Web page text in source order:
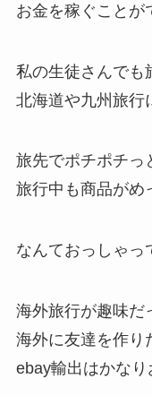
お金を稼ぐことが
私の生徒さんでも
北海道や九州旅行
旅先でポチポチっ
旅行中も商品がめ
なんておっしゃっ
海外旅行が趣味だ
海外に友達を作り
ebay輸出はかなり